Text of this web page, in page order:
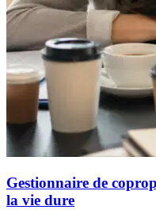
Gestionnaire de
la vie dure